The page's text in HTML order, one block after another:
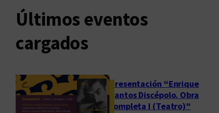
Últimos eventos
cargados
Presentación “Enrique
Santos Discépolo. Obra
completa I (Teatro)”